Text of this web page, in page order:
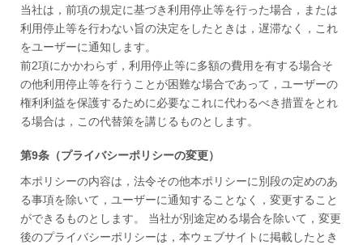
当社は，前項の規定に基づき利用停止等を行った場合，または
利用停止等を行わない旨の決定をしたときは，遅滞なく，これ
をユーザーに通知します。
前2項にかかわらず，利用停止等に多額の費用を有する場合そ
の他利用停止等を行うことが困難な場合であって，ユーザーの
権利利益を保護するために必要なこれに代わるべき措置をとれ
る場合は，この代替策を講じるものとします。
第9条（プライバシーポリシーの変更）
本ポリシーの内容は，法令その他本ポリシーに別段の定めのあ
る事項を除いて，ユーザーに通知することなく，変更すること
ができるものとします。 当社が別途定める場合を除いて，変更
後のプライバシーポリシーは，本ウェブサイトに掲載したとき